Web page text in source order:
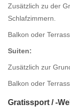
Zusätzlich zu der
Schlafzimmern.
Balkon oder
Suiten:
Zusätzlich zur
Balkon oder
Gratissport / -